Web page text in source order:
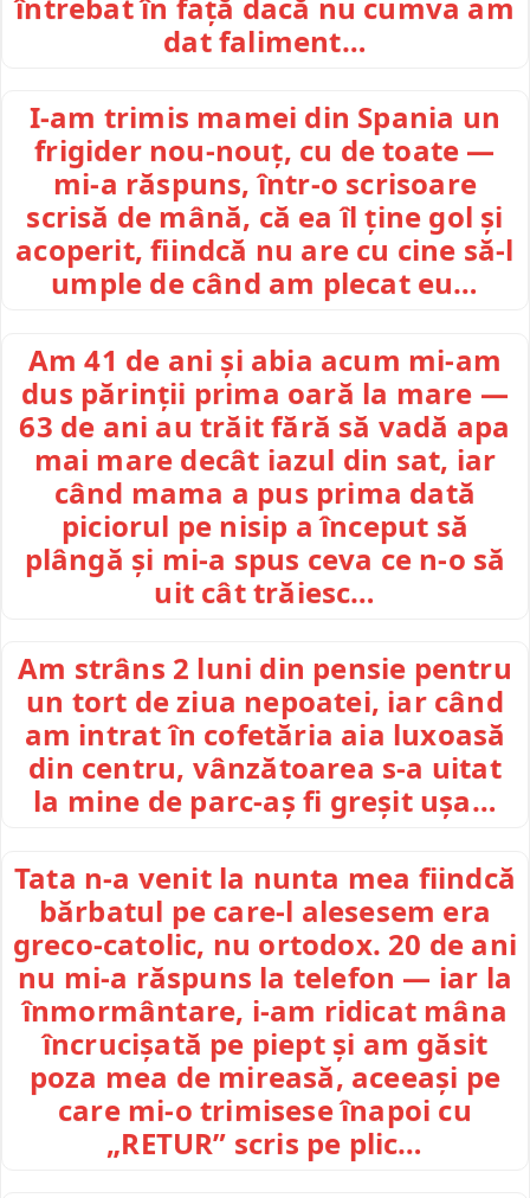
dat faliment…
I-am trimis mamei din Spania un
frigider nou-nouț, cu de toate —
mi-a răspuns, într-o scrisoare
scrisă de mână, că ea îl ține gol și
acoperit, fiindcă nu are cu cine să-l
umple de când am plecat eu…
Am 41 de ani și abia acum mi-am
dus părinții prima oară la mare —
63 de ani au trăit fără să vadă apa
mai mare decât iazul din sat, iar
când mama a pus prima dată
piciorul pe nisip a început să
plângă și mi-a spus ceva ce n-o să
uit cât trăiesc…
Am strâns 2 luni din pensie pentru
un tort de ziua nepoatei, iar când
am intrat în cofetăria aia luxoasă
din centru, vânzătoarea s-a uitat
la mine de parc-aș fi greșit ușa…
Tata n-a venit la nunta mea fiindcă
bărbatul pe care-l alesesem era
greco-catolic, nu ortodox. 20 de ani
nu mi-a răspuns la telefon — iar la
înmormântare, i-am ridicat mâna
încrucișată pe piept și am găsit
poza mea de mireasă, aceeași pe
care mi-o trimisese înapoi cu
„RETUR” scris pe plic…